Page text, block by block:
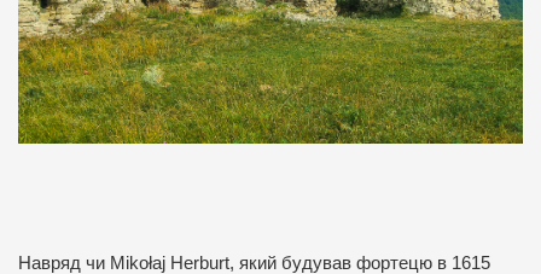
Навряд чи Mikołaj Herburt, який будував фортецю в 1615